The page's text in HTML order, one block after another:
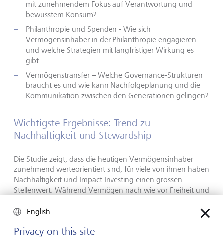
mit zunehmendem Fokus auf Verantwortung und
bewusstem Konsum?
Philanthropie und Spenden - Wie sich
Vermögensinhaber in der Philanthropie engagieren
und welche Strategien mit langfristiger Wirkung es
gibt.
Vermögenstransfer – Welche Governance-Strukturen
braucht es und wie kann Nachfolgeplanung und die
Kommunikation zwischen den Generationen gelingen?
Wichtigste Ergebnisse: Trend zu
Nachhaltigkeit und Stewardship
Die Studie zeigt, dass die heutigen Vermögensinhaber
zunehmend werteorientiert sind, für viele von ihnen haben
Nachhaltigkeit und Impact Investing einen grossen
Stellenwert. Während Vermögen nach wie vor Freiheit und
eine grosse Verantwortung. Eine klare Nachfolgeplanung
wie vor von entscheidender Bedeutung, doch viele
English
Privacy on this site